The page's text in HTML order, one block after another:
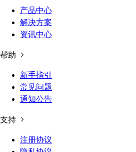
产品中心
解决方案
资讯中心
帮助
新手指引
常见问题
通知公告
支持
注册协议